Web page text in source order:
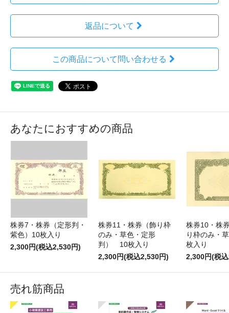
返品について
この商品について問い合わせる
あなたにおすすめの商品
株券7・株券（定形判・
紫色）10枚入り
2,300円(税込2,530円)
株券11・株券（飾り枠
のみ・草色・定形
判） 10枚入り
2,300円(税込2,530円)
株券10・株
り枠のみ・
枚入り
2,300円(税
売れ筋商品